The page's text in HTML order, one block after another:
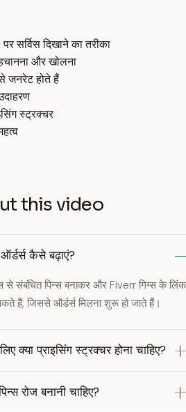
सर्विस दिखाने का तरीका
और खोलना
जनरेट होते हैं
स्ट्रक्चर
this video
कैसे बढ़ाएं?
से संबंधित पिन्स बनाकर और Fiverr गिग्स के लिंक
हैं, जिससे ऑर्डर्स मिलना शुरू हो जाते हैं।
क्या प्राइसिंग स्ट्रक्चर होना चाहिए?
रोज बनानी चाहिए?